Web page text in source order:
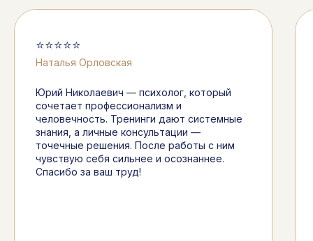
⭐⭐⭐⭐⭐
Наталья Орловская
Юрий Николаевич — психолог, который
сочетает профессионализм и
человечность. Тренинги дают системные
знания, а личные консультации —
точечные решения. После работы с ним
чувствую себя сильнее и осознаннее.
Спасибо за ваш труд!